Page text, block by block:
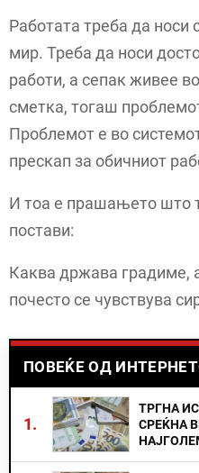
Работата треба да носи
мир. Треба да носи
работи, а сепак живее
сметка, тогаш
Проблемот е во
прескап за обичниот
И тоа е прашањето што
постави:
Каква држава градиме,
почесто се чувствува
ПОВЕЌЕ ОД
1.
ТРГНА
СРЕЌНА